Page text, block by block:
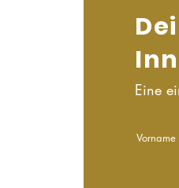
Eine
Vorname